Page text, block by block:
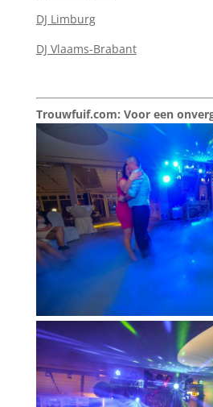
DJ Limburg
DJ Vlaams-Brabant
Trouwfuif.com: Voor een